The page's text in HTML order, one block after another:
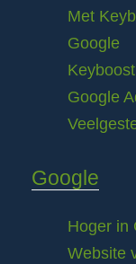
Met
Google
Google
Google
Hoger in
Website